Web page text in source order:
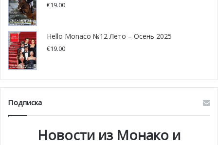
€19.00
Hello Monaco №12 Лето – Осень 2025
€19.00
Подписка
Новости из Монако и